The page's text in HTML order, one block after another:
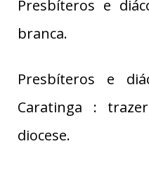
Presbíteros e
branca.
Presbíteros e
Caratinga :
diocese.